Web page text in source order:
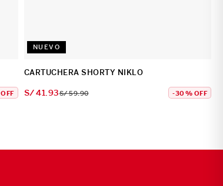
OFF
NUEVO
CARTUCHERA SHORTY NIKLO
S/41 93S/59.90 -30 % OFF